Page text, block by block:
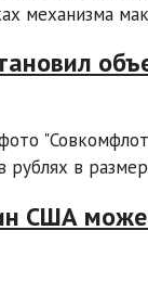
механизма
рублях в
США